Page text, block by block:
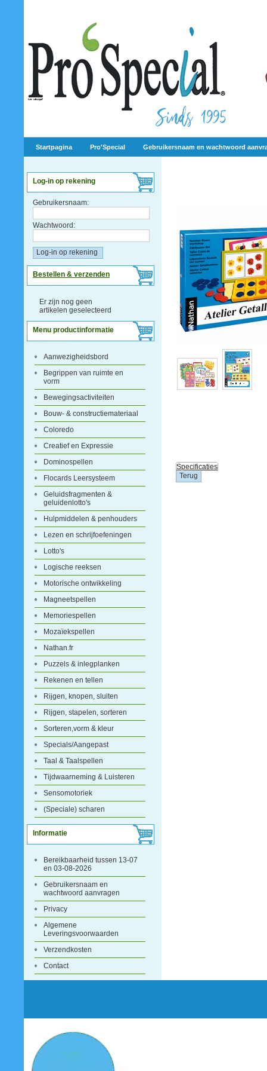
Startpagina Pro'Special Gebruikersnaam en wachtwoord
Log-in op rekening
Gebruikersnaam:
Wachtwoord:
Bestellen & verzenden
Er zijn nog geen
artikelen geselecteerd
Menu productinformatie
Aanwezigheidsbord
Begrippen van ruimte en
vorm
Bewegingsactiviteiten
Bouw- & constructiemateriaal
Coloredo
Creatief en Expressie
Dominospellen
Flocards Leersysteem
Geluidsfragmenten &
geluidenlotto's
Hulpmiddelen & penhouders
Lezen en schrijfoefeningen
Lotto's
Logische reeksen
Motorische ontwikkeling
Magneetspellen
Memoriespellen
Mozaïekspellen
Nathan.fr
Puzzels & inlegplanken
Rekenen en tellen
Rijgen, knopen, sluiten
Rijgen, stapelen, sorteren
Sorteren,vorm & kleur
Specials/Aangepast
Taal & Taalspellen
Tijdwaarneming & Luisteren
Sensomotoriek
(Speciale) scharen
Informatie
Bereikbaarheid tussen 13-07
en 03-08-2026
Gebruikersnaam en
wachtwoord aanvragen
Privacy
Algemene
Leveringsvoorwaarden
Verzendkosten
Contact
Specificaties